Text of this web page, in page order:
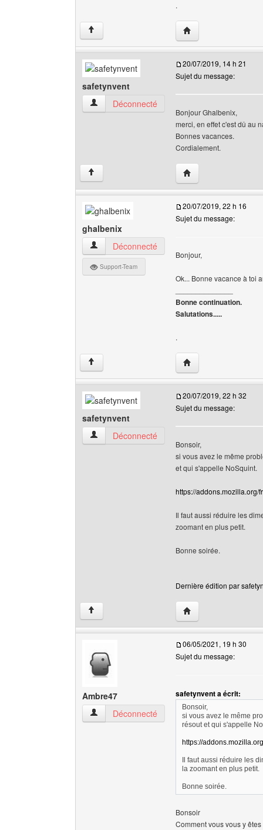
.
↑ Visiter le site web
safetynvent
safetynvent Voir le profil de l'utilisateur
Déconnecté
20/07/2019, 14 h 21
Sujet du message:
Bonjour Ghalbenix,
merci, en effet c'est dû au
Bonnes vacances.
Cordialement.
↑ Visiter le site web
ghalbenix
ghalbenix Voir le profil de l'utilisateur
Déconnecté
Support-Team
20/07/2019, 22 h 16
Sujet du message:
Bonjour,
Ok... Bonne vacance à toi
Bonne continuation.
Salutations.....
.
↑ Visiter le site web
safetynvent
safetynvent Voir le profil de l'utilisateur
Déconnecté
20/07/2019, 22 h 32
Sujet du message:
Bonsoir,
si vous avez le même
et qui s'appelle NoSquint.
https://addons.mozilla.org/
Il faut aussi réduire les
zoomant en plus petit.
Bonne soirée.
Dernière édition par
↑ Visiter le site web
Ambre47
Ambre47 Voir le profil de l'utilisateur
Déconnecté
06/05/2021, 19 h 30
Sujet du message:
safetynvent a écrit:
Bonsoir,
si vous avez le même
résout et qui s'appelle
https://
Il faut aussi réduire les
la zoomant en plus petit.
Bonne soirée.
Bonsoir
Comment vous vous y